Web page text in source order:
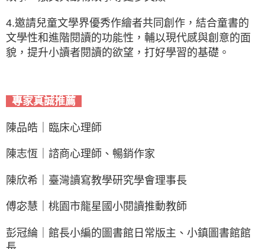
4.邀請兒童文學界優秀作繪者共同創作，結合童書的
文學性和進階閱讀的功能性，輔以現代感與創意的面
貌，提升小讀者閱讀的欲望，打好學習的基礎。
專家真誠推薦
陳品皓｜臨床心理師
陳志恆｜諮商心理師、暢銷作家
陳欣希｜臺灣讀寫教學研究學會理事長
傅宓慧｜桃園市龍星國小閱讀推動教師
彭冠綸｜館長小編的圖書館日常版主、小鎮圖書館館